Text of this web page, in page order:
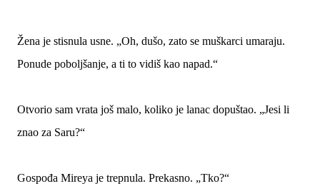
Žena je stisnula usne. „Oh, dušo, zato se muškarci umaraju.
Ponude poboljšanje, a ti to vidiš kao napad.“
Otvorio sam vrata još malo, koliko je lanac dopuštao. „Jesi li
znao za Saru?“
Gospođa Mireya je trepnula. Prekasno. „Tko?“